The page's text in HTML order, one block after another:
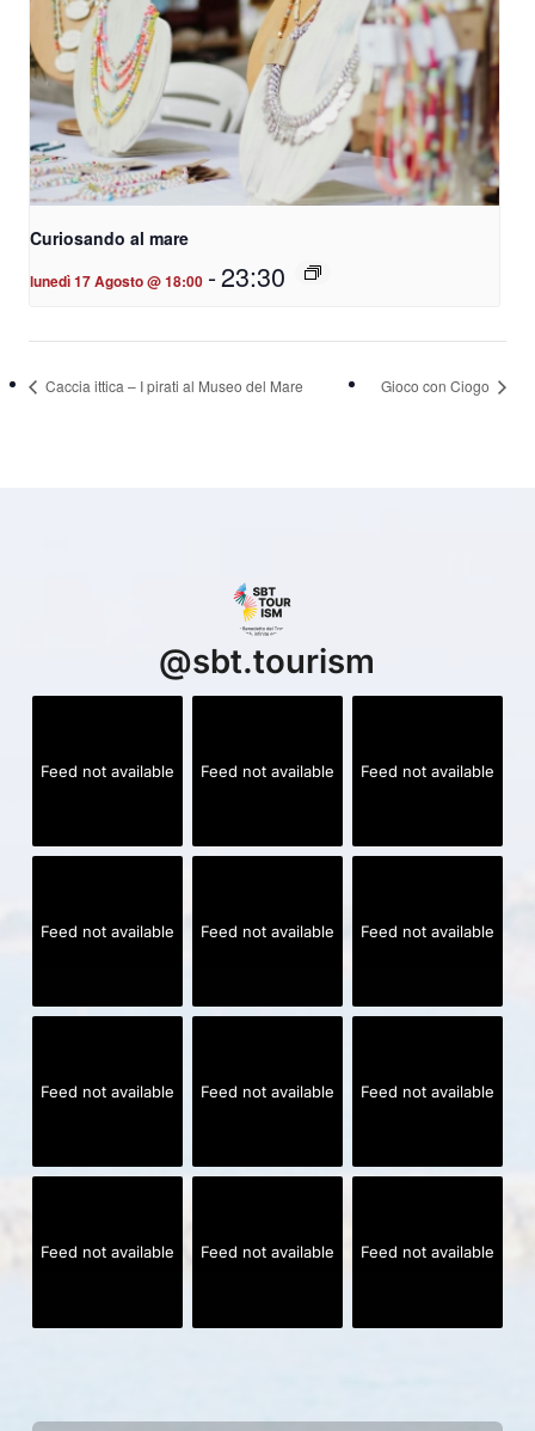
Curiosando al mare
lunedì 17 Agosto @ 18:00 -23:30
Caccia ittica – I pirati al Museo del Mare Gioco con Ciogo
@sbt.tourism
Feed not available Feed not available Feed not available
Feed not available Feed not available Feed not available
Feed not available Feed not available Feed not available
Feed not available Feed not available Feed not available